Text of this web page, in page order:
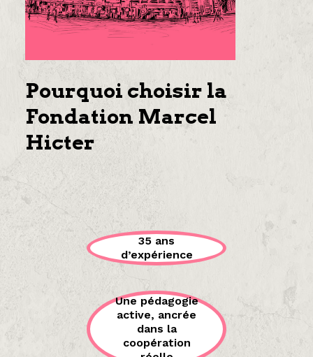
Pourquoi choisir la
Fondation Marcel
Hicter
35 ans
d’expérience
Une pédagogie
active, ancrée
dans la
coopération